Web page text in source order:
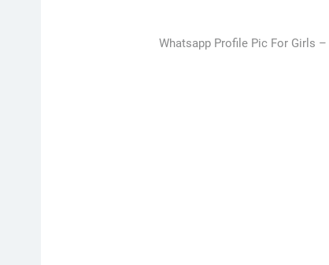
Whatsapp Profile Pic For Girls –